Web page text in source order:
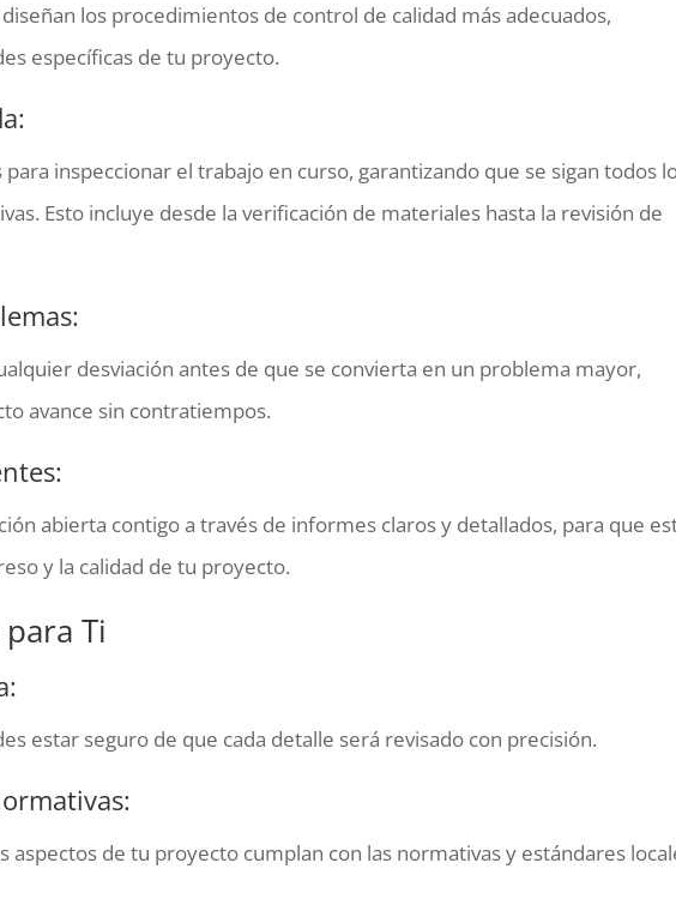
los procedimientos de control de calidad más adecuados,
específicas de tu proyecto.
para inspeccionar el trabajo en curso, garantizando que se sigan todos
Esto incluye desde la verificación de materiales hasta la revisión de
desviación antes de que se convierta en un problema mayor,
avance sin contratiempos.
abierta contigo a través de informes claros y detallados, para que
y la calidad de tu proyecto.
Ti
estar seguro de que cada detalle será revisado con precisión.
aspectos de tu proyecto cumplan con las normativas y estándares